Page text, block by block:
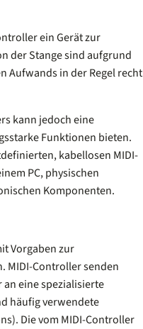
ein Gerät zur
der Stange sind aufgrund
Aufwands in der Regel recht
kann jedoch eine
Funktionen bieten.
kabellosen MIDI-
PC, physischen
Komponenten.
Vorgaben zur
MIDI-Controller senden
eine spezialisierte
häufig verwendete
Die vom MIDI-Controller